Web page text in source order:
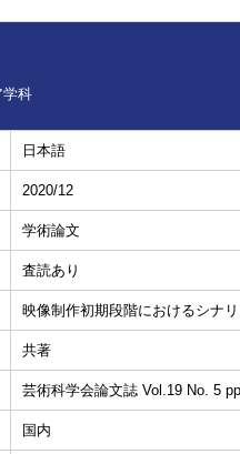
学科
日本語
2020/12
学術論文
査読あり
映像制作初期段階におけるシナ
共著
芸術科学会論文誌 Vol.19 No. 5
国内